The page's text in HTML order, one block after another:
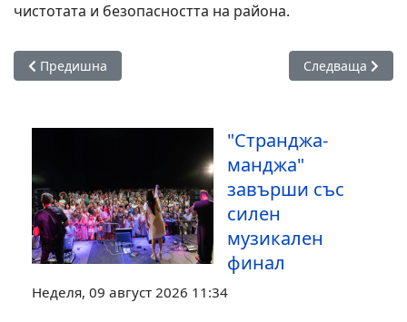
чистотата и безопасността на района.
Предишна статия: Община Царево: Незаконосъобразност
Предишна Следваща
Следваща
"Странджа-
манджа"
завърши със
силен
музикален
финал
Неделя, 09 август 2026 11:34